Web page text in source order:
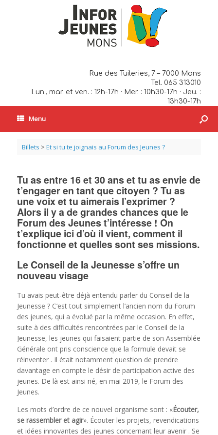
Rue des Tuileries, 7 – 7000 Mons
Tel. 065 313010
Lun., mar. et ven. : 12h-17h · Mer. : 10h30-17h · Jeu. :
13h30-17h
Menu
Billets > Et si tu te joignais au Forum des Jeunes ?
Tu as entre 16 et 30 ans et tu as envie de
t’engager en tant que citoyen ? Tu as
une voix et tu aimerais l’exprimer ?
Alors il y a de grandes chances que le
Forum des Jeunes t’intéresse ! On
t’explique ici d’où il vient, comment il
fonctionne et quelles sont ses missions.
Le Conseil de la Jeunesse s’offre un
nouveau visage
Tu avais peut-être déjà entendu parler du Conseil de la
Jeunesse ? C’est tout simplement l’ancien nom du Forum
des jeunes, qui a évolué par la même occasion. En effet,
suite à des difficultés rencontrées par le Conseil de la
Jeunesse, les jeunes qui faisaient partie de son Assemblée
Générale ont pris conscience que la formule devait se
réinventer . Il était notamment question de prendre
davantage en compte le désir de participation active des
jeunes. De là est ainsi né, en mai 2019, le Forum des
Jeunes.
Les mots d’ordre de ce nouvel organisme sont : «Écouter,
se rassembler et agir». Écouter les projets, revendications
et idées innovantes des jeunes concernant leur avenir . Se